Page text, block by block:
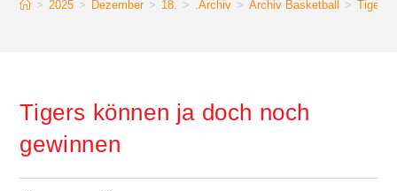
> 2025 > Dezember > 18. > .Archiv > Archiv Basketball > Tigers
Tigers können ja doch noch
gewinnen